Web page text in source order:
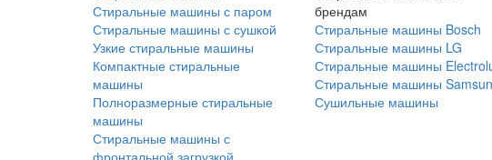
Стиральные машины с паром
Стиральные машины с сушкой
Узкие стиральные машины
Компактные стиральные
машины
Полноразмерные стиральные
машины
Стиральные машины с
фронтальной загрузкой
брендам
Стиральные машины Bosch
Стиральные машины LG
Стиральные машины
Стиральные машины
Сушильные машины